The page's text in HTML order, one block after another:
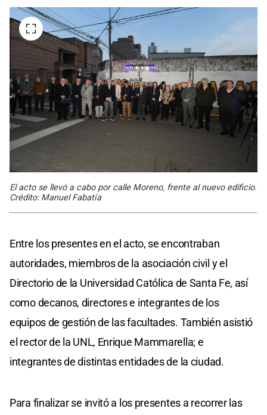
El acto se llevó a cabo por calle Moreno, frente al nuevo edificio.
Crédito: Manuel Fabatía
Entre los presentes en el acto, se encontraban
autoridades, miembros de la asociación civil y el
Directorio de la Universidad Católica de Santa Fe, así
como decanos, directores e integrantes de los
equipos de gestión de las facultades. También asistió
el rector de la UNL, Enrique Mammarella; e
integrantes de distintas entidades de la ciudad.
Para finalizar se invitó a los presentes a recorrer las